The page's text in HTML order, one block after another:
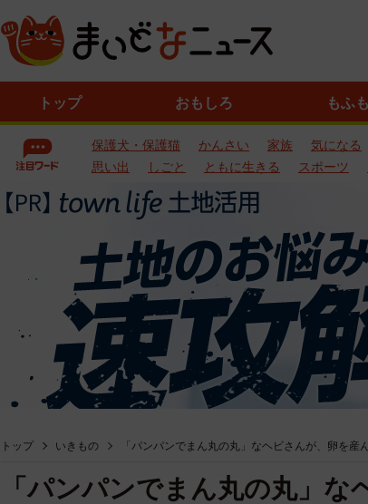
トップ おもしろ もふ
保護犬・保護猫 かんさい 家族 気になる
思い出
しごと ともに生きる スポーツ
トップ いきもの 「パンパンでまん丸の丸」なヘビさんが、卵を
「パンパンでまん丸の丸」な